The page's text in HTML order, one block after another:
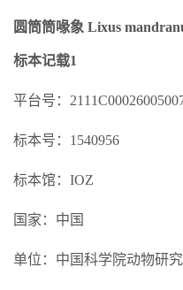
圆筒筒喙象 Lixus
标本记载1
平台号：
标本号：1540956
标本馆：IOZ
国家：中国
单位：中国科学院动物研